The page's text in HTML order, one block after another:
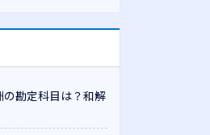
の勘定科目は？和解